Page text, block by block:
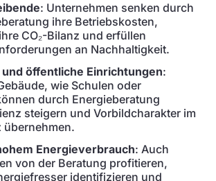
: Unternehmen senken durch
ihre Betriebskosten,
CO₂-Bilanz und erfüllen
an Nachhaltigkeit.
öffentliche Einrichtungen:
wie Schulen oder
durch Energieberatung
steigern und Vorbildcharakter im
übernehmen.
Energieverbrauch: Auch
von der Beratung profitieren,
identifizieren und